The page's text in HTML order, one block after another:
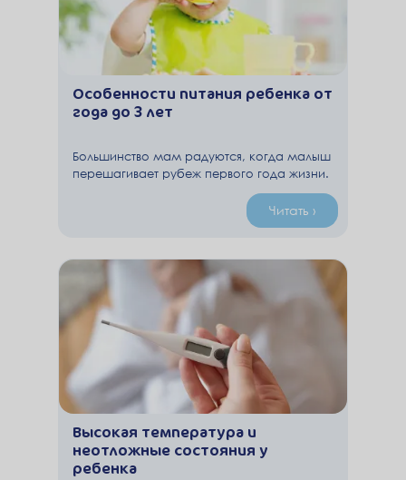
Особенности питания ребенка от
года до 3 лет
Большинство мам радуются, когда малыш
перешагивает рубеж первого года жизни.
Малыш растет, каждый день с ним
становится все интереснее общаться, у
мамы высвобождается немного больше
заботой становится меньше – малыш
переходит на взрослый стол. Ведь все так
просто – кроха уже хорошо жует,
уверенно держит ложку и очень любит
пюре с котлетами и вообще все с
семейного стола.
Читать ›
Высокая температура и
неотложные состояния у
ребенка